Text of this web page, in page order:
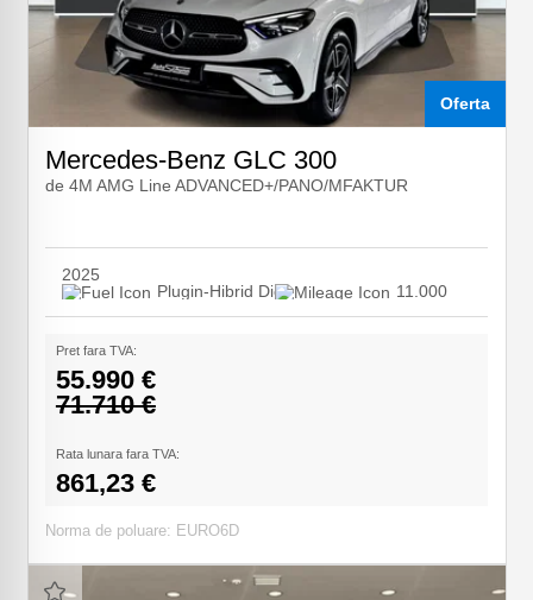
Oferta
Mercedes-Benz GLC 300
de 4M AMG Line ADVANCED+/PANO/MFAKTUR
2025
11.000
Plugin-Hibrid Diesel
Pret fara TVA:
55.990 €
71.710 €
Rata lunara fara TVA:
861,23 €
Norma de poluare: EURO6D